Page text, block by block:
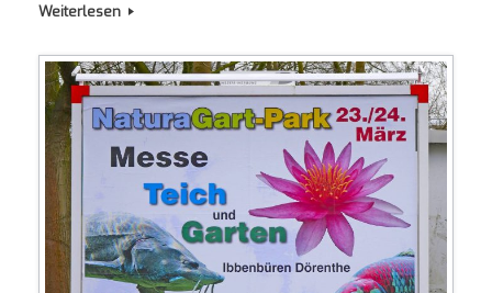
Weiterlesen